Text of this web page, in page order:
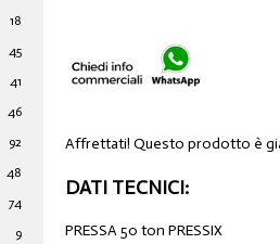
18
45
41
46
92
48
74
9
Affrettati! Questo prodotto è
DATI TECNICI:
PRESSA 50 ton PRESSIX